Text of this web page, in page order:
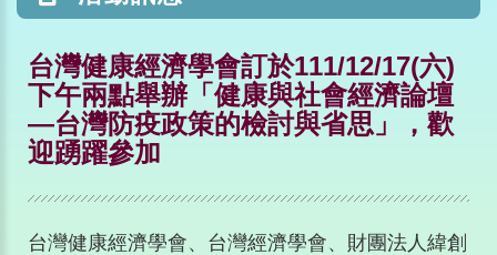
台灣健康經濟學會訂於111/12/17(六)
下午兩點舉辦「健康與社會經濟論壇
—台灣防疫政策的檢討與省思」，歡
迎踴躍參加
台灣健康經濟學會、台灣經濟學會、財團法人緯創